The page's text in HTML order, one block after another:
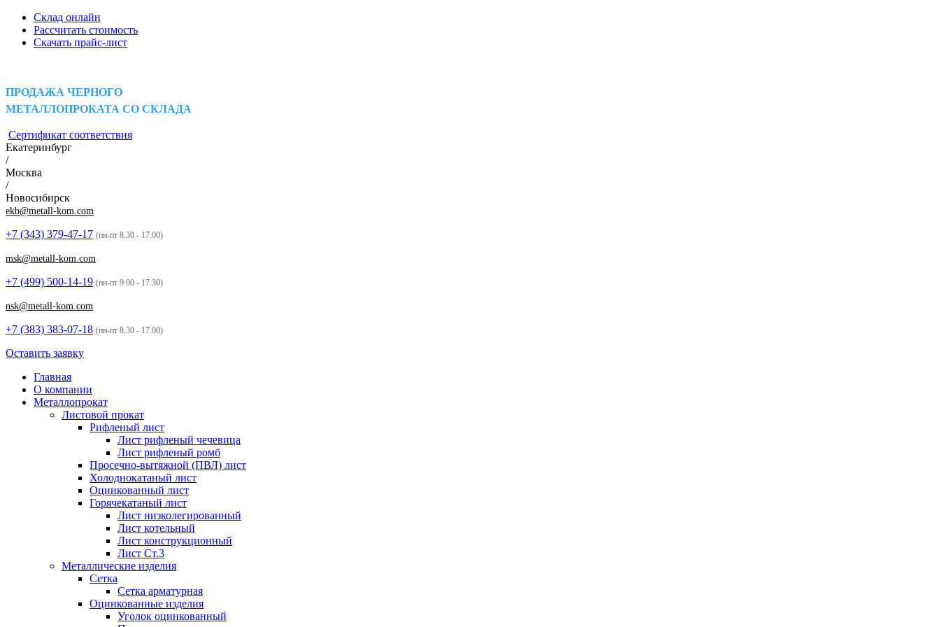
Склад онлайн
Рассчитать стоимость
Скачать прайс-лист
ПРОДАЖА ЧЕРНОГО
МЕТАЛЛОПРОКАТА СО СКЛАДА
Сертификат соответствия
Екатеринбург
/
Москва
/
Новосибирск
ekb@metall-kom.com
+7 (343) 379-47-17 (пн-пт 8.30 - 17.00)
msk@metall-kom.com
+7 (499) 500-14-19 (пн-пт 9:00 - 17.30)
nsk@metall-kom.com
+7 (383) 383-07-18 (пн-пт 8.30 - 17.00)
Оставить заявку
Главная
О компании
Металлопрокат
Листовой прокат
Рифленый лист
Лист рифленый чечевица
Лист рифленый ромб
Просечно-вытяжной (ПВЛ) лист
Холоднокатаный лист
Оцинкованный лист
Горячекатаный лист
Лист низколегированный
Лист котельный
Лист конструкционный
Лист Ст.3
Металлические изделия
Сетка
Сетка арматурная
Оцинкованные изделия
Уголок оцинкованный